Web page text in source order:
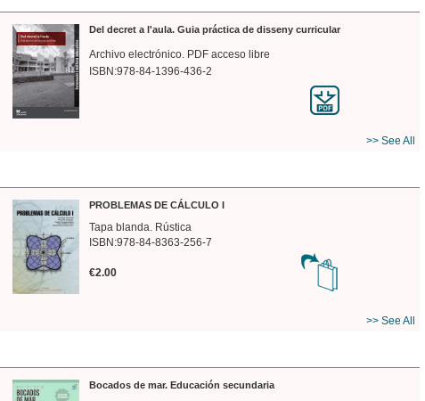
Del decret a l'aula. Guia práctica de disseny curricular
Archivo electrónico. PDF acceso libre
ISBN:978-84-1396-436-2
>> See All
PROBLEMAS DE CÁLCULO I
Tapa blanda. Rústica
ISBN:978-84-8363-256-7
€2.00
>> See All
Bocados de mar. Educación secundaria